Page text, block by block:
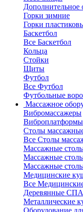
Горки зимние
Горки
Баскетбол
Все Баскетбол
Кольца
Стойки
Щиты
Футбол
Все Футбол
Футбольные
Массажное
Вибромассажеры
Виброплатформы
Столы
Все Столы
Массажные
Массажные
Массажные
Медицинские
Все
Деревянные
Металлические
Оборудование